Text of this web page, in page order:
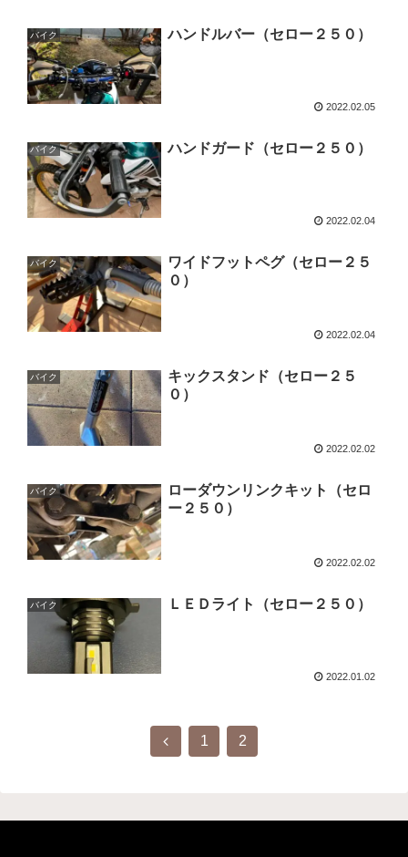
バイク ハンドルバー（セロー２５０）
2022.02.05
バイク ハンドガード（セロー２５０）
2022.02.04
バイク
ワイドフットペグ（セロー２５
０）
2022.02.04
バイク
キックスタンド（セロー２５
０）
2022.02.02
バイク
ローダウンリンクキット（セロ
ー２５０）
2022.02.02
バイク ＬＥＤライト（セロー２５０）
2022.01.02
1 2